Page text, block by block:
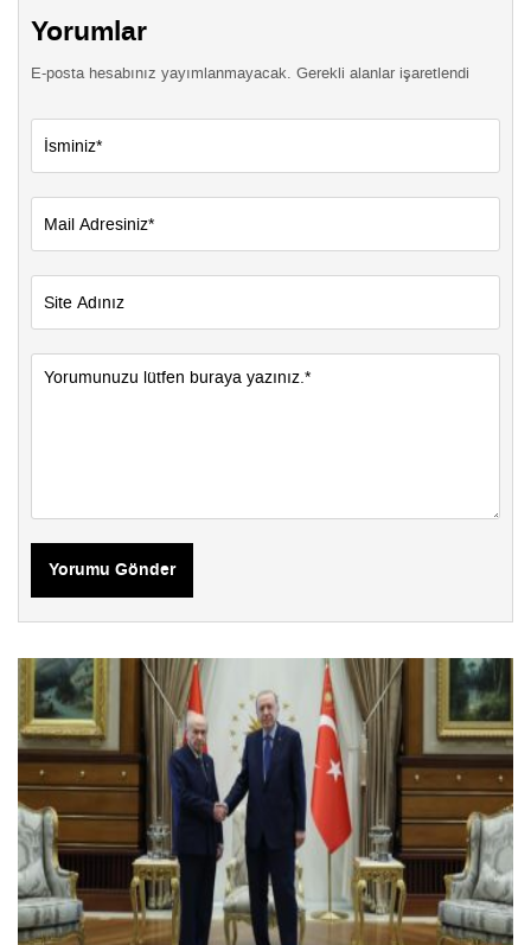
Yorumlar
E-posta hesabınız yayımlanmayacak. Gerekli alanlar işaretlendi
Yorumu Gönder